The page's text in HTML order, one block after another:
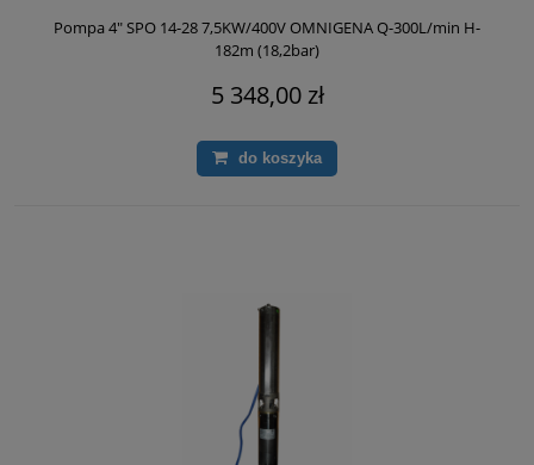
Pompa 4" SPO 14-28 7,5KW/400V OMNIGENA Q-300L/min H-
182m (18,2bar)
5 348,00 zł
do koszyka